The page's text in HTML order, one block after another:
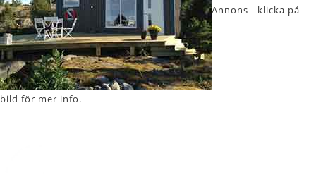
Annons - klicka på
bild för mer info.